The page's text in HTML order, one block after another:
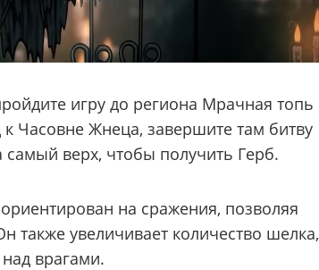
игру до региона Мрачная топь
Часовне Жнеца, завершите там битву
верх, чтобы получить Герб.
на сражения, позволяя
увеличивает количество шелка,
врагами.